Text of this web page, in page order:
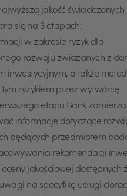
jakość świadczonych
się na 3 etapach:
w zakresie ryzyk dla
rozwoju związanych z
inwestycyjnym, a także metod
ryzykiem przez wytwórcę.
etapu Bank zamierza
informacje dotyczące
będących przedmiotem
rekomendacji
jakościowej dostępnych
na specyfikę usługi